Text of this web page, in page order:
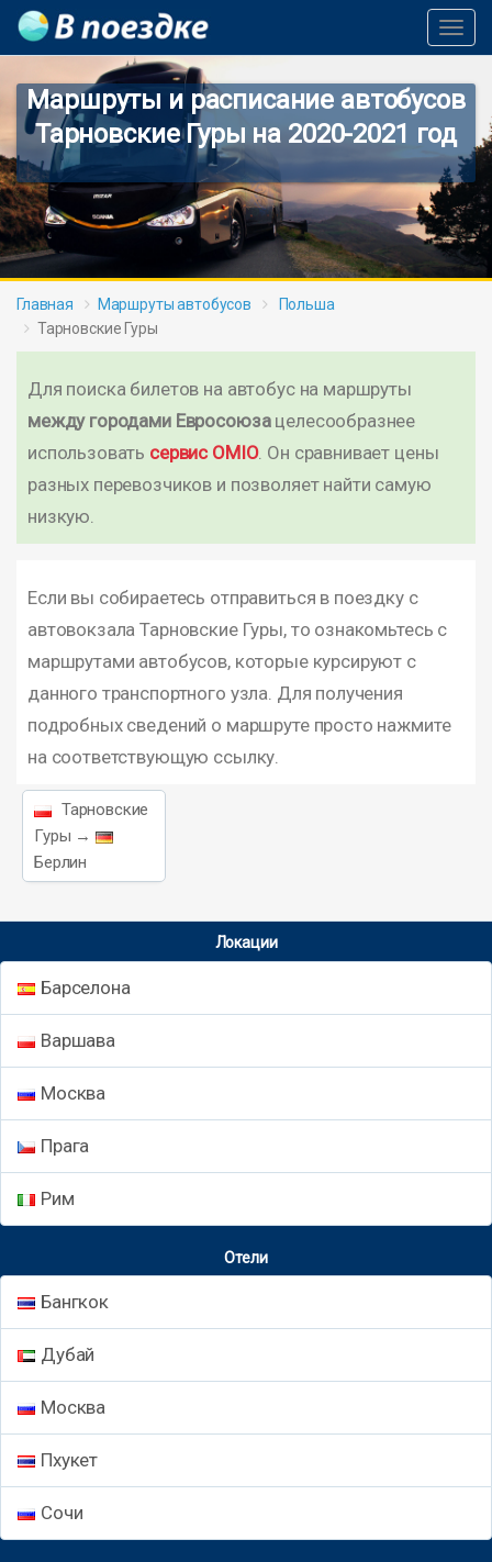
Маршруты и расписание автобусов
Тарновские Гуры на 2020-2021 год
Главная Маршруты автобусов
Польша
Тарновские Гуры
Для поиска билетов на автобус на маршруты
между городами Евросоюзацелесообразнее
использовать сервис OMIO. Он сравнивает цены
разных перевозчиков и позволяет найти самую
низкую.
Если вы собираетесь отправиться в поездку с
автовокзала Тарновские Гуры, то ознакомьтесь с
маршрутами автобусов, которые курсируют с
данного транспортного узла. Для получения
подробных сведений о маршруте просто нажмите
на соответствующую ссылку.
Тарновские
Гуры →
Берлин
Локации
Барселона
Варшава
Москва
Прага
Рим
Отели
Бангкок
Дубай
Москва
Пхукет
Сочи